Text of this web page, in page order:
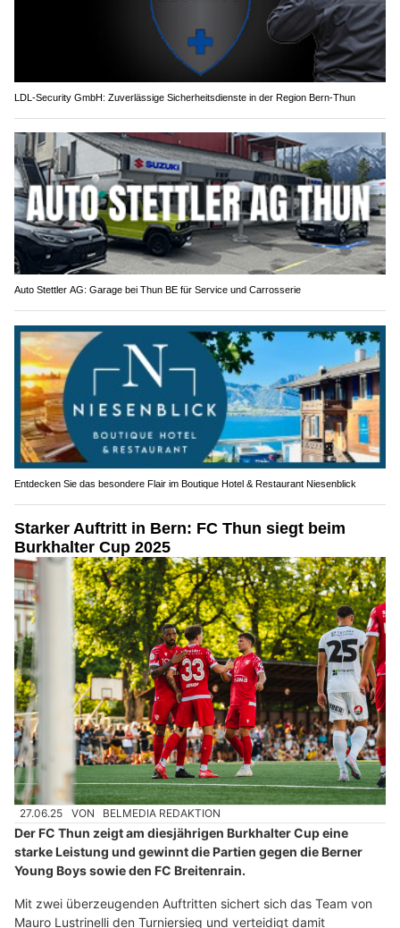
LDL-Security GmbH: Zuverlässige Sicherheitsdienste in der Region Bern-Thun
Auto Stettler AG: Garage bei Thun BE für Service und Carrosserie
Entdecken Sie das besondere Flair im Boutique Hotel & Restaurant Niesenblick
Starker Auftritt in Bern: FC Thun siegt beim
Burkhalter Cup 2025
27.06.25 VON BELMEDIA REDAKTION
Der FC Thun zeigt am diesjährigen Burkhalter Cup eine
starke Leistung und gewinnt die Partien gegen die Berner
Young Boys sowie den FC Breitenrain.
Mit zwei überzeugenden Auftritten sichert sich das Team von
Mauro Lustrinelli den Turniersieg und verteidigt damit